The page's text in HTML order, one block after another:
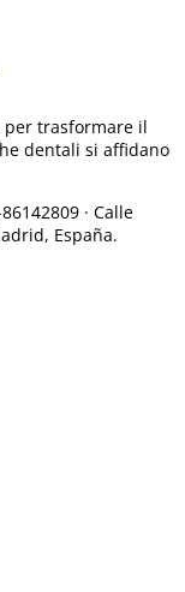
trasformare il
dentali si affidano
· Calle
España.